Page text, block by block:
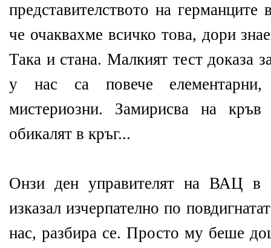
представителството на
че очаквахме всичко това, дори
Така и стана. Малкият тест доказа
у нас са повече
мистериозни. Замирисва на
обикалят в кръг...
Онзи ден управителят на ВАЦ в
изказал изчерпателно по
нас, разбира се. Просто му беше